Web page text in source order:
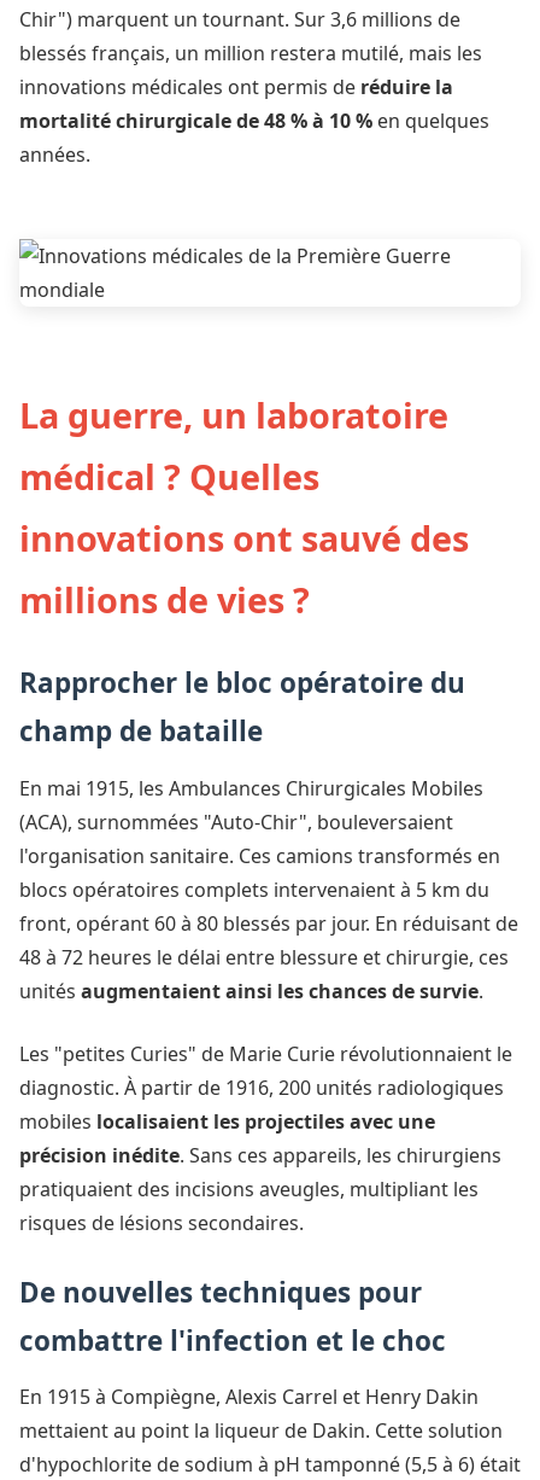
Chir") marquent un tournant. Sur 3,6 millions de
blessés français, un million restera mutilé, mais les
innovations médicales ont permis de réduire la
mortalité chirurgicale de 48 % à 10 % en quelques
années.
La guerre, un laboratoire
médical ? Quelles
innovations ont sauvé des
millions de vies ?
Rapprocher le bloc opératoire du
champ de bataille
En mai 1915, les Ambulances Chirurgicales Mobiles
(ACA), surnommées "Auto-Chir", bouleversaient
l'organisation sanitaire. Ces camions transformés en
blocs opératoires complets intervenaient à 5 km du
front, opérant 60 à 80 blessés par jour. En réduisant de
48 à 72 heures le délai entre blessure et chirurgie, ces
unités augmentaient ainsi les chances de survie.
Les "petites Curies" de Marie Curie révolutionnaient le
diagnostic. À partir de 1916, 200 unités radiologiques
mobiles localisaient les projectiles avec une
précision inédite. Sans ces appareils, les chirurgiens
pratiquaient des incisions aveugles, multipliant les
risques de lésions secondaires.
De nouvelles techniques pour
combattre l'infection et le choc
En 1915 à Compiègne, Alexis Carrel et Henry Dakin
mettaient au point la liqueur de Dakin. Cette solution
d'hypochlorite de sodium à pH tamponné (5,5 à 6) était